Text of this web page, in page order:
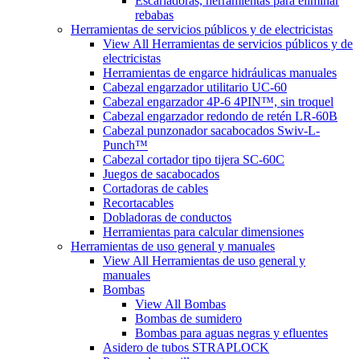
rebabas
Herramientas de servicios públicos y de electricistas
View All Herramientas de servicios públicos y de
electricistas
Herramientas de engarce hidráulicas manuales
Cabezal engarzador utilitario UC-60
Cabezal engarzador 4P-6 4PIN™, sin troquel
Cabezal engarzador redondo de retén LR-60B
Cabezal punzonador sacabocados Swiv-L-
Punch™
Cabezal cortador tipo tijera SC-60C
Juegos de sacabocados
Cortadoras de cables
Recortacables
Dobladoras de conductos
Herramientas para calcular dimensiones
Herramientas de uso general y manuales
View All Herramientas de uso general y
manuales
Bombas
View All Bombas
Bombas de sumidero
Bombas para aguas negras y efluentes
Asidero de tubos STRAPLOCK